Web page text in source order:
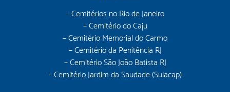
– Cemitérios no Rio de Janeiro
– Cemitério do Caju
– Cemitério Memorial do Carmo
– Cemitério da Penitência RJ
– Cemitério São João Batista RJ
– Cemitério Jardim da Saudade (Sulacap)